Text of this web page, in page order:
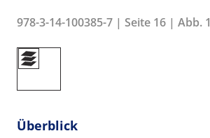
978-3-14-100385-7 | Seite 16 | Abb. 1
Überblick